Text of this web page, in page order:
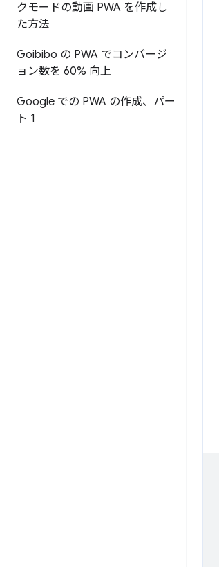
クモードの動画 PWA を作成し
た方法
Goibibo の PWA でコンバージ
ョン数を 60% 向上
Google での PWA の作成、パー
ト 1